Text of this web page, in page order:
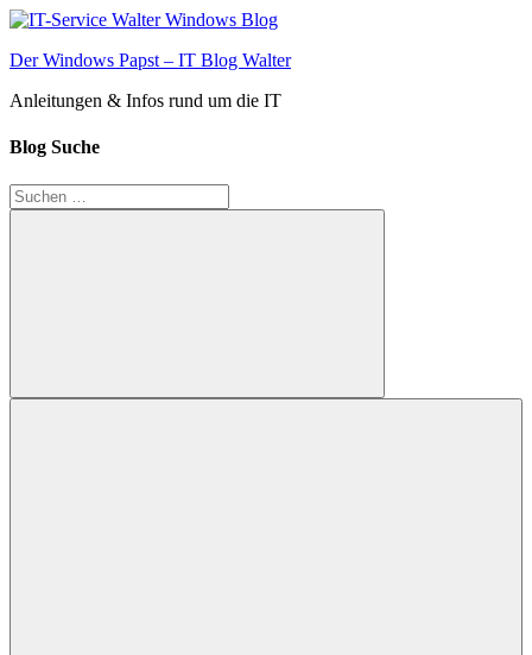
Zum
springen
Der Windows Papst – IT Blog Walter
Anleitungen & Infos rund um die IT
Blog Suche
Suchen
nach:
Suchen